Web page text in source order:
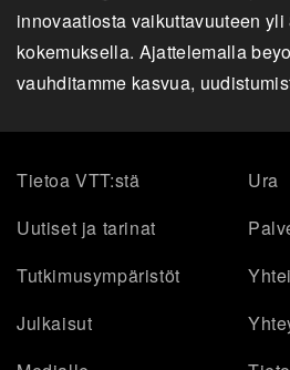
innovaatiosta vaikuttavuuteen yli
kokemuksella. Ajattelemalla
vauhditamme kasvua,
Tietoa VTT:stä
Ura
Uutiset ja tarinat
Tutkimusympäristöt
Julkaisut